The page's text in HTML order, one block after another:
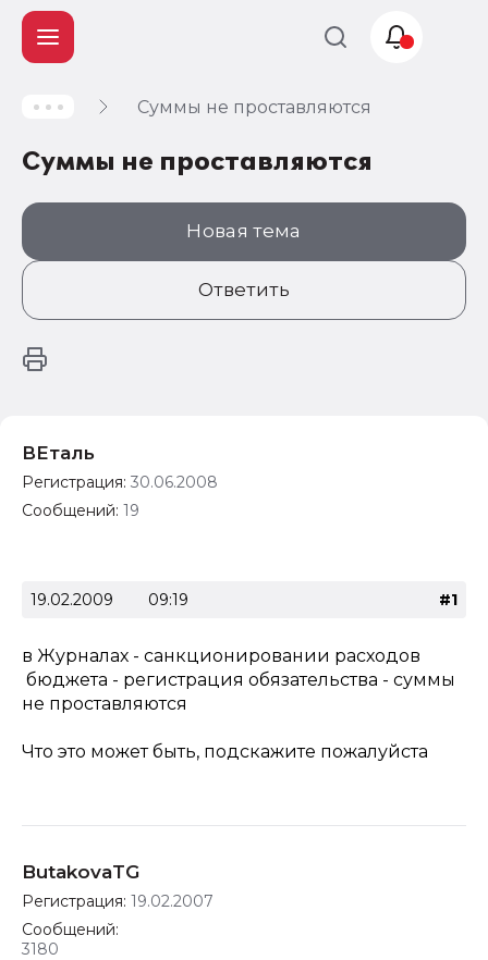
Cуммы не проставляются
Cуммы не проставляются
Новая тема
Ответить
ВEталь
Регистрация: 30.06.2008
Сообщений: 19
19.02.2009 09:19 #1
в Журналах - санкционировании расходов
бюджета - регистрация обязательства - суммы
не проставляются
Что это может быть, подскажите пожалуйста
ButakovaTG
Регистрация: 19.02.2007
Сообщений:
3180
Учет и